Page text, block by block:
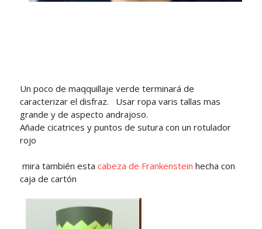
Un poco de maqquillaje verde terminará de
caracterizar el disfraz. Usar ropa varis tallas mas
grande y de aspecto andrajoso.
Añade cicatrices y puntos de sutura con un rotulador
rojo
mira también esta cabeza de Frankenstein hecha con
caja de cartón